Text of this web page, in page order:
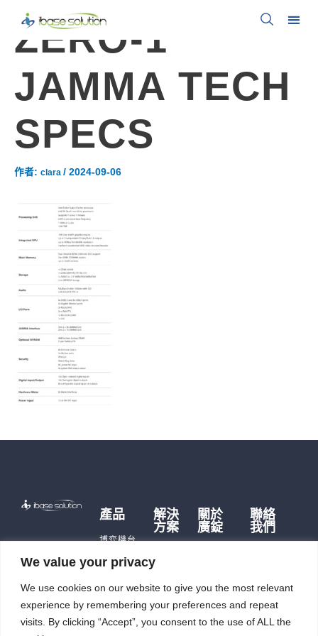
We value your privacy
We use cookies on our website to give you the most relevant
experience by remembering your preferences and repeat
visits. By clicking “Accept”, you consent to the use of ALL the
ZERO-1
JAMMA TECH
SPECS
作者: clara / 2024-09-06
產品
博弈機台
遊戲主機
充電樁
觸控平板
電腦
解決
方案
體
用
智能自
動化
關於
廣錠
公司據點
力
廣錠徵才
聯絡
我們
即時訊
投資人
專區